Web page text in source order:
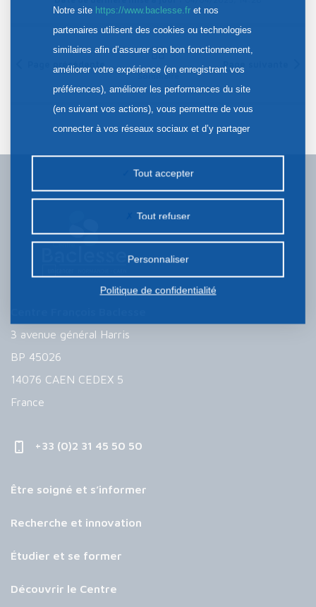
Page précédente
Sommaire
Page suivante
3 avenue général Harris
BP 45026
14076 CAEN CEDEX 5
France
+33 (0)2 31 45 50 50
Être soigné et s’informer
Recherche et innovation
Étudier et se former
Découvrir le Centre
Notre site https://www.baclesse.fret nos
partenaires utilisent des cookies ou technologies
similaires afin d’assurer son bon fonctionnement,
améliorer votre expérience (en enregistrant vos
préférences), améliorer les performances du site
(en suivant vos actions), vous permettre de vous
connecter à vos réseaux sociaux et d’y partager
la publicité personnalisée sur notre site ou ceux de
nos partenaires. Certains traceurs non classés
préalable.
Tout accepter
Tout refuser
Personnaliser
Politique de confidentialité